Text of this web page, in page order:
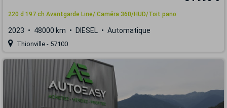
220 d 197 ch Avantgarde Line/ Caméra 360/HUD/Toit pano
2023 48000 km DIESEL Automatique
Thionville - 57100